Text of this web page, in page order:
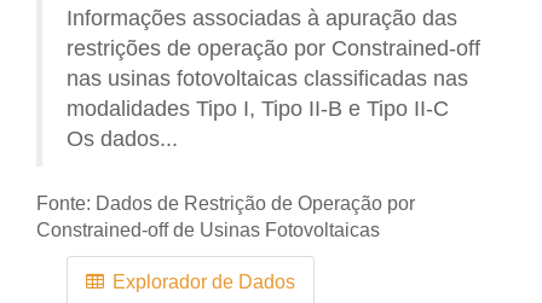
Informações associadas à apuração das
restrições de operação por Constrained-off
nas usinas fotovoltaicas classificadas nas
modalidades Tipo I, Tipo II-B e Tipo II-C
Os dados...
Fonte: Dados de Restrição de Operação por
Constrained-off de Usinas Fotovoltaicas
Explorador de Dados